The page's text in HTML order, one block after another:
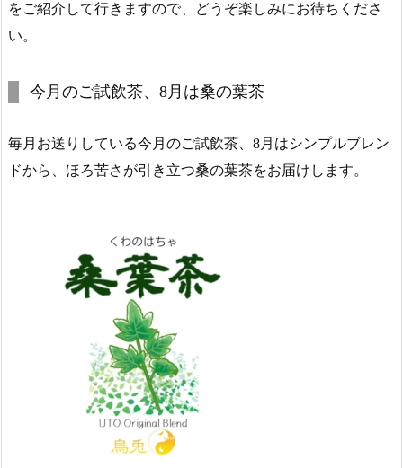
をご紹介して行きますので、どうぞ楽しみにお待ちくださ
い。
今月のご試飲茶、8月は桑の葉茶
毎月お送りしている今月のご試飲茶、8月はシンプルブレン
ドから、ほろ苦さが引き立つ桑の葉茶をお届けします。